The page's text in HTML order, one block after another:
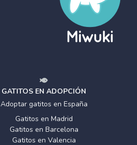
GATITOS EN ADOPCIÓN
Adoptar gatitos en España
Gatitos en Madrid
Gatitos en Barcelona
Gatitos en Valencia